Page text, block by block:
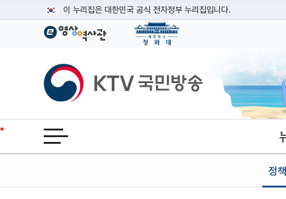
이 누리집은 대한민국 공식 전자정부 누리집입니다.
공식 누리집 주소 확인하기
이밖에 or.kr 또는 .kr등 다른 도메인 주소를 사용하고 있다면 아래
운영중인 공식 누리집보기
KTV국민방송
전체메뉴 열기
정책